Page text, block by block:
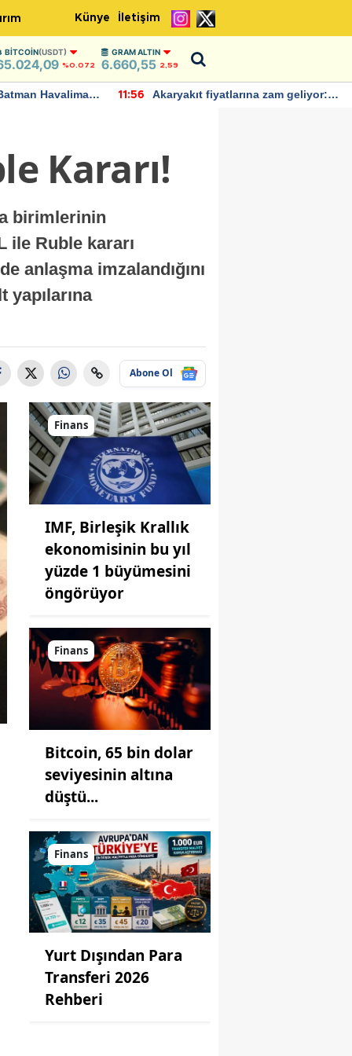
Künye İletişim
BITCOIN(USDT)
%0.072
GRAM ALTIN
6.660,55 2,59
Havalimanı
11:56
Akaryakıt fiyatlarına zam geliyor:
Kararı!
birimlerinin
ile Ruble kararı
anlaşma imzalandığını
Abone Ol
Finans
IMF, Birleşik Krallık
ekonomisinin bu yıl
yüzde 1 büyümesini
öngörüyor
Finans
Bitcoin, 65 bin dolar
seviyesinin altına
düştü...
Finans
Yurt Dışından Para
Transferi 2026
Rehberi